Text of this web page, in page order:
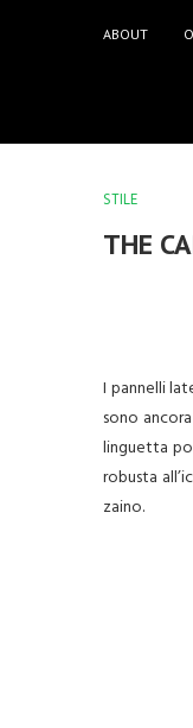
ABOUT
STILE
THE
I pannelli
sono
linguetta
robusta
zaino.